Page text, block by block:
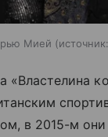
Мией источник:
«Властелина
в 2015-м